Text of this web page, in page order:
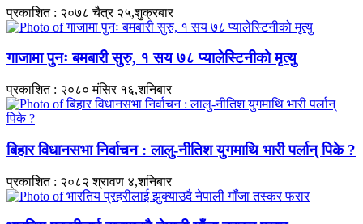
प्रकाशित : २०७८ चैत्र २५,शुक्रबार
गाजामा पुनः बमबारी सुरु, १ सय ७८ प्यालेस्टिनीको मृत्यु
प्रकाशित : २०८० मंसिर १६,शनिबार
बिहार विधानसभा निर्वाचन : लालु-नीतिश युगमाथि भारी पर्लान् पिके ?
प्रकाशित : २०८२ श्रावण ४,शनिबार